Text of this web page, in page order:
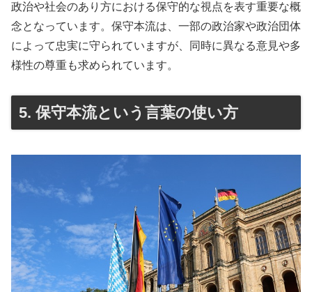
政治や社会のあり方における保守的な視点を表す重要な概
念となっています。保守本流は、一部の政治家や政治団体
によって忠実に守られていますが、同時に異なる意見や多
様性の尊重も求められています。
5. 保守本流という言葉の使い方